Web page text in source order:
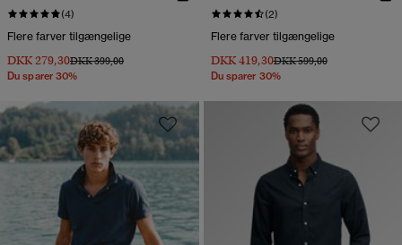
(4)
Flere farver tilgængelige
DKK 279,30Pris nedsat fra
DKK 399,00til
Du sparer 30%
(2)
Flere farver tilgængelige
DKK 419,30Pris nedsat fra
DKK 599,00til
Du sparer 30%